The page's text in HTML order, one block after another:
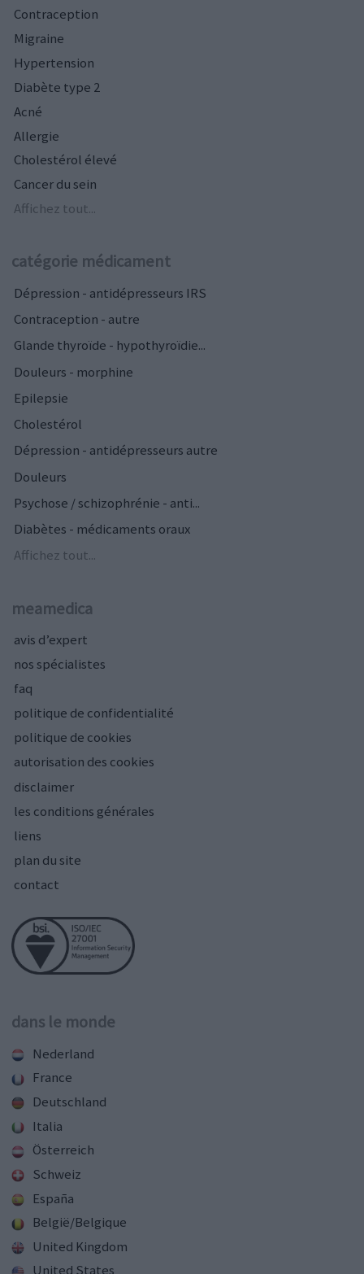
Contraception
Migraine
Hypertension
Diabète type 2
Acné
Allergie
Cholestérol élevé
Cancer du sein
Affichez tout...
catégorie médicament
Dépression - antidépresseurs IRS
Contraception - autre
Glande thyroïde - hypothyroïdie...
Douleurs - morphine
Epilepsie
Cholestérol
Dépression - antidépresseurs autre
Douleurs
Psychose / schizophrénie - anti...
Diabètes - médicaments oraux
Affichez tout...
meamedica
avis d’expert
nos spécialistes
faq
politique de confidentialité
politique de cookies
autorisation des cookies
disclaimer
les conditions générales
liens
plan du site
contact
dans le monde
Nederland
France
Deutschland
Italia
Österreich
Schweiz
España
België/Belgique
United Kingdom
United States